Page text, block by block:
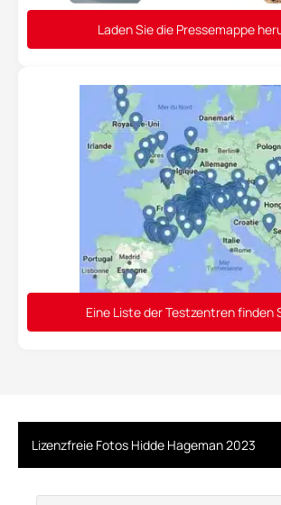
Laden Sie die Pressemappe
Eine Liste der Testzentren finden
Lizenzfreie Fotos Hidde Hageman 2023